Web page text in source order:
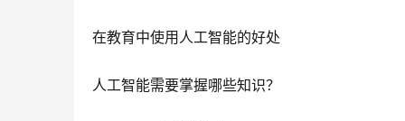
在教育中使用人工智能的好处
人工智能需要掌握哪些知识？